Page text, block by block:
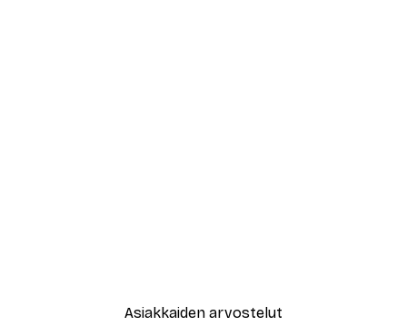
Asiakkaiden arvostelut